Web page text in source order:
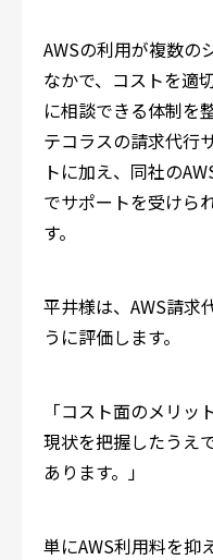
AWSの利用が複数の
なかで、コストを適
に相談できる体制を
テコラスの請求代行
トに加え、同社の
でサポートを受けら
す。
平井様は、AWS請求
うに評価します。
「コスト面のメリッ
現状を把握したうえ
あります。」
単にAWS利用料を抑